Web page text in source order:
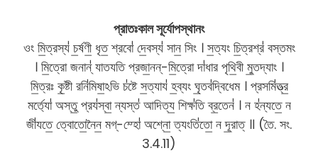
প্রাতঃকাল সূর্যোপস্থানং
ওং মি॒ত্রস্য॑ চ॒র্ষণী॒ ধৃত॒ শ্রবো॑ দে॒বস্য॑ সান॒ সিং । স॒ত্যং চি॒ত্রশ্র॑ বস্তমং
। মি॒ত্রো জনান্॑ যাতযতি প্রজা॒নন্-মি॒ত্রো দা॑ধার পৃথি॒বী মু॒তদ্যাং ।
মি॒ত্রঃ কৃ॒ষ্টী রনি॑মিষা॒ঽভি চ॑ষ্টে স॒ত্যায॑ হ॒ব্যং ঘৃ॒তব॑দ্বিধেম । প্রসমি॑ত্ত্র॒
মর্ত্যো॑ অস্তু॒ প্রয॑স্বা॒ ন্যস্ত॑ আদিত্য॒ শিক্ষ॑তি ব্র॒তেন॑ । ন হ॑ন্যতে॒ ন
জী॑যতে॒ ত্বোতো॒নৈন॒ মগ্-ম্হো॑ অশ্নো॒ ত্যংতি॑তো॒ ন দূ॒রাত্ ॥ (তৈ. সং.
3.4.11)